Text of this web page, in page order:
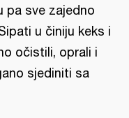
pa sve zajedno
u činiju keks i
očistili, oprali i
sjediniti sa